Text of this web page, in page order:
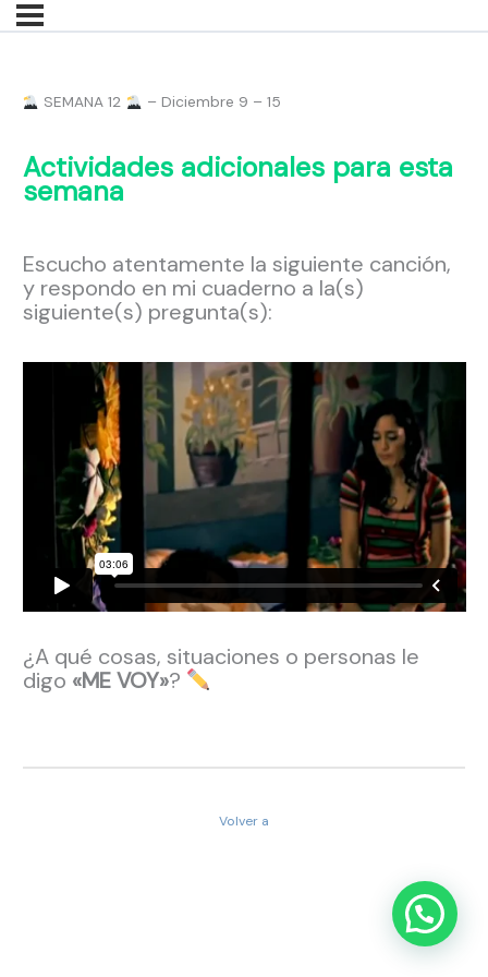
SEMANA 12 – Diciembre 9 – 15
Actividades adicionales para esta
semana
Escucho atentamente la siguiente canción,
y respondo en mi cuaderno a la(s)
siguiente(s) pregunta(s):
¿A qué cosas, situaciones o personas le
digo «ME VOY»?
Volver a